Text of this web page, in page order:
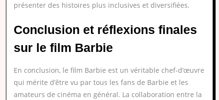
présenter des histoires plus inclusives et diversifiées.
Conclusion et réflexions finales
sur le film Barbie
En conclusion, le film Barbie est un véritable chef-d’œuvre
qui mérite d’être vu par tous les fans de Barbie et les
amateurs de cinéma en général. La collaboration entre la